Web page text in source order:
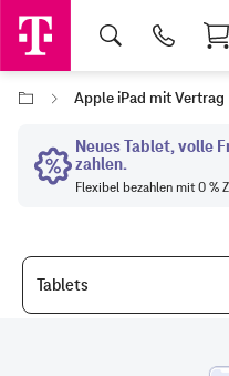
Apple iPad mit Vertrag
Tablets